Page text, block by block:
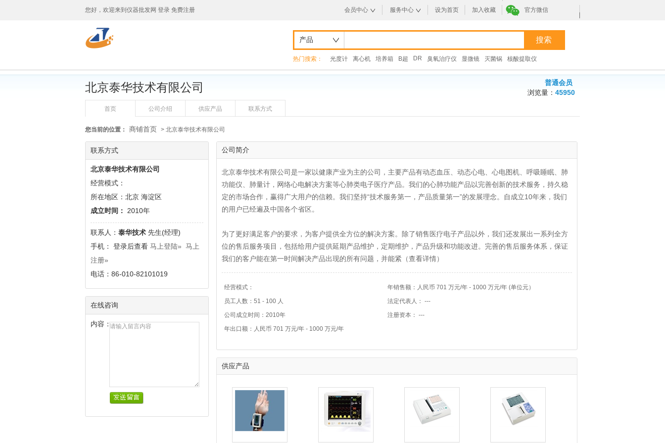
您好，欢迎来到 仪器批发网 登录 免费注册 会员中心 服务中心 设为首页 加入收藏 官方微信
产品
热门搜索： 光度计 离心机 培养箱 B超 DR 臭氧治疗仪 显微镜 灭菌锅 核酸提取仪
北京泰华技术有限公司
普通会员
浏览量： 45950
首页 公司介绍 供应产品 联系方式
您当前的位置： 商铺首页 > 北京泰华技术有限公司
公司简介
北京泰华技术有限公司是一家以健康产业为主的公司，主要产品有动态血压、动态心电、心电图机、呼吸睡眠、肺
功能仪、肺量计，网络心电解决方案等心肺类电子医疗产品。我们的心肺功能产品以完善创新的技术服务，持久稳
定的市场合作，赢得广大用户的信赖。我们坚持“技术服务第一，产品质量第一”的发展理念。自成立10年来，我们
的用户已经遍及中国各个省区。
为了更好满足客户的要求，为客户提供全方位的解决方案。除了销售医疗电子产品以外，我们还发展出一系列全方
位的售后服务项目，包括给用户提供延期产品维护，定期维护，产品升级和功能改进。完善的售后服务体系，保证
我们的客户能在第一时间解决产品出现的所有问题，并能紧（查看详情）
经营模式：
年销售额：人民币 701 万元/年 - 1000 万元/年 (单位元）
员工人数：51 - 100 人
法定代表人： ---
公司成立时间：2010年
注册资本： ---
年出口额：人民币 701 万元/年 - 1000 万元/年
供应产品
联系方式
北京泰华技术有限公司
经营模式：
所在地区：北京 海淀区
成立时间：
2010年
联系人： 泰华技术 先生(经理)
手机： 登录后查看 马上登陆» 马上
注册»
电话：86-010-82101019
在线咨询
内容：